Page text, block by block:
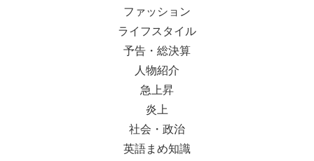
ファッション
ライフスタイル
予告・総決算
人物紹介
急上昇
炎上
社会・政治
英語まめ知識